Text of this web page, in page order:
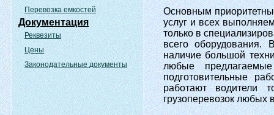
Перевозка емкостей
Документация
Реквезиты
Цены
Законодательные документы
Основным
услуг и всех
только в
всего оборудования.
наличие большой
любые
подготовительные
работают водители
грузоперевозок любых